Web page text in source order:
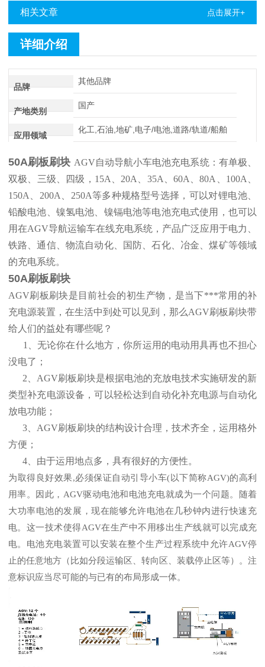
相关文章 点击展开+
详细介绍
品牌
其他品牌
产地类别
国产
应用领域
化工,石油,地矿,电子/电池,道路/轨道/船舶
50A刷板刷块 AGV自动导航小车电池充电系统：有单极、
双极、三级、四级，15A、20A、35A、60A、80A、100A、
150A、200A、250A等多种规格型号选择，可以对锂电池、
铅酸电池、镍氢电池、镍镉电池等电池充电式使用，也可以
用在AGV导航运输车在线充电系统，产品广泛应用于电力、
铁路、通信、物流自动化、国防、石化、冶金、煤矿等领域
的充电系统。
50A刷板刷块
AGV刷板刷块是目前社会的初生产物，是当下***常用的补
充电源装置，在生活中到处可以见到，那么AGV刷板刷块带
给人们的益处有哪些呢？
1、无论你在什么地方，你所运用的电动用具再也不担心
没电了；
2、AGV刷板刷块是根据电池的充放电技术实施研发的新
类型补充电源设备，可以轻松达到自动化补充电源与自动化
放电功能；
3、AGV刷板刷块的结构设计合理，技术齐全，运用格外
方便；
4、由于运用地点多，具有很好的方便性。
为取得良好效果,必须保证自动引导小车(以下简称AGV)的高利
用率。因此，AGV驱动电池和电池充电就成为一个问题。随着
大功率电池的发展，现在能够允许电池在几秒钟内进行快速充
电。这一技术使得AGV在生产中不用移出生产线就可以完成充
电。电池充电装置可以安装在整个生产过程系统中允许AGV停
止的任意地方（比如分段运输区、转向区、装载停止区等）。注
意标识应当尽可能的与已有的布局形成一体。